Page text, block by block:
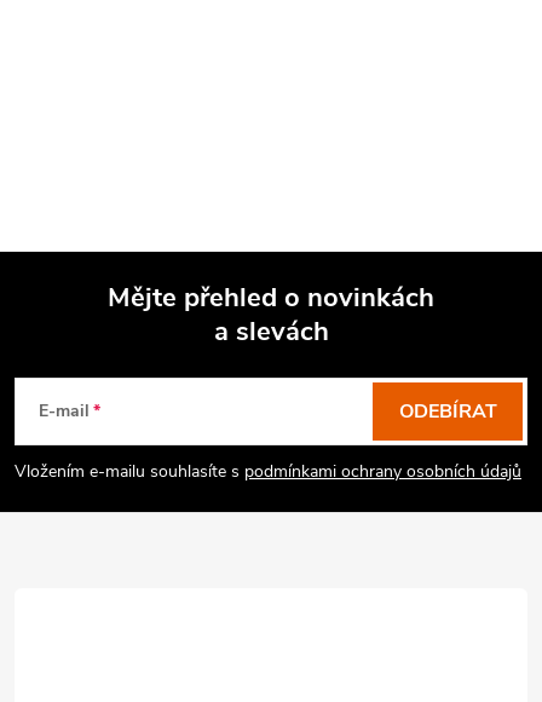
Mějte přehled o novinkách
a slevách
E-mail
Vložením e-mailu souhlasíte s podmínkami ochrany osobních údajů
ODEBÍRAT